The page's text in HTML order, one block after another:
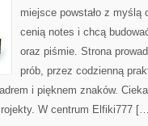
miejsce powstało z
cenią notes i chcą
oraz piśmie. Strona
prób, przez codzienną
i pięknem znaków.
W centrum Elfiki777